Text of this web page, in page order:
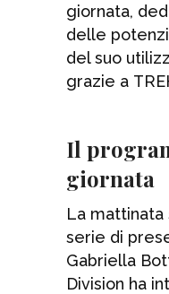
giornata,
delle
del suo
grazie a
Il
giornata
La mattinata
serie di
Gabriella
Division ha